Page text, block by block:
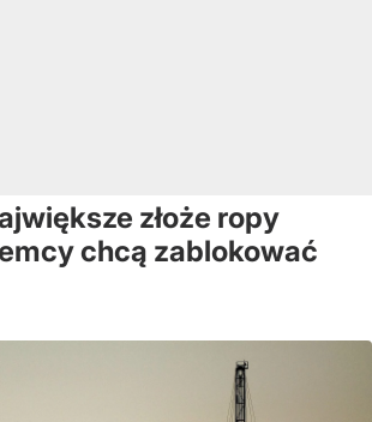
złoże ropy
chcą zablokować